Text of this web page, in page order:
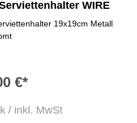
WIRE
19x19cm Metall
€*
/ inkl. MwSt